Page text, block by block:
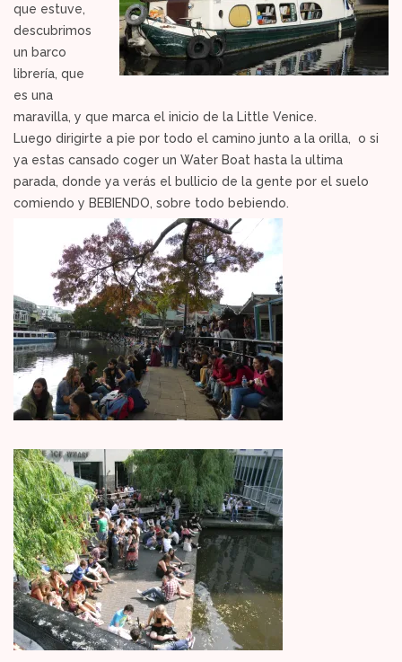
que estuve,
descubrimos
un barco
librería, que
es una
maravilla, y que marca el inicio de la Little Venice.
Luego dirigirte a pie por todo el camino junto a la orilla, o si
ya estas cansado coger un Water Boat hasta la ultima
parada, donde ya verás el bullicio de la gente por el suelo
comiendo y BEBIENDO, sobre todo bebiendo.